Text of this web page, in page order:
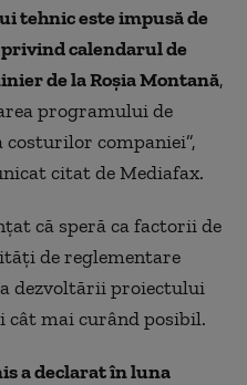
tehnic este impusă de
calendarul de
de la Roșia Montană,
programului de
companiei”,
citat de Mediafax.
că speră ca factorii de
de reglementare
dezvoltării proiectului
cât mai curând posibil.
a declarat în luna